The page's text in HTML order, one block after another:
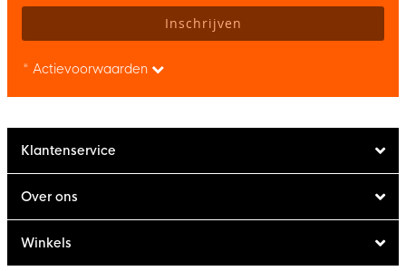
Inschrijven
* Actievoorwaarden
Klantenservice
Over ons
Winkels